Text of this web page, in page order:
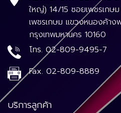
ใหญ่) 14/15 ซอยเพชรเกษ
เพชรเกษม แขวงหนองค้าง
กรุงเทพมหานคร 10160
โทร. 02-809-9495-7
Fax. 02-809-8889
บริการลูกค้า